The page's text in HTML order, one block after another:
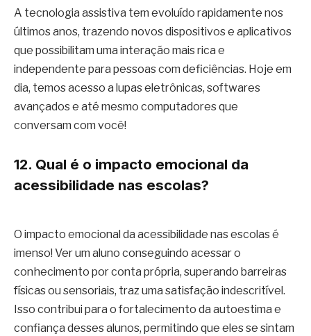
A tecnologia assistiva tem evoluído rapidamente nos
últimos anos, trazendo novos dispositivos e aplicativos
que possibilitam uma interação mais rica e
independente para pessoas com deficiências. Hoje em
dia, temos acesso a lupas eletrônicas, softwares
avançados e até mesmo computadores que
conversam com você!
12. Qual é o impacto emocional da
acessibilidade nas escolas?
O impacto emocional da acessibilidade nas escolas é
imenso! Ver um aluno conseguindo acessar o
conhecimento por conta própria, superando barreiras
físicas ou sensoriais, traz uma satisfação indescritível.
Isso contribui para o fortalecimento da autoestima e
confiança desses alunos, permitindo que eles se sintam